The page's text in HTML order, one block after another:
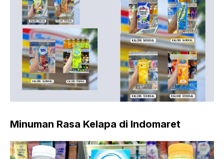
Minuman Rasa Kelapa di Indomaret